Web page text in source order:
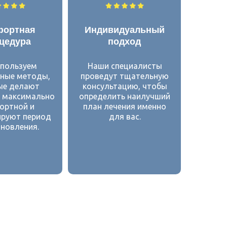
Наши специалисты
проведут тщательную
консультацию, чтобы
определить наилучший
план лечения именно
для вас.
Индивидуальный
подход
методы,
делают
максимально
и
период